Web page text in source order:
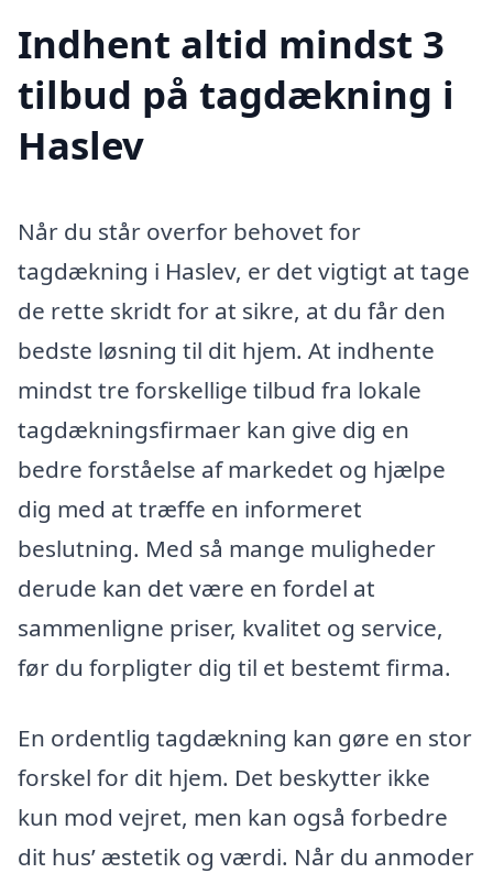
Indhent altid mindst 3
tilbud på tagdækning i
Haslev
Når du står overfor behovet for
tagdækning i Haslev, er det vigtigt at tage
de rette skridt for at sikre, at du får den
bedste løsning til dit hjem. At indhente
mindst tre forskellige tilbud fra lokale
tagdækningsfirmaer kan give dig en
bedre forståelse af markedet og hjælpe
dig med at træffe en informeret
beslutning. Med så mange muligheder
derude kan det være en fordel at
sammenligne priser, kvalitet og service,
før du forpligter dig til et bestemt firma.
En ordentlig tagdækning kan gøre en stor
forskel for dit hjem. Det beskytter ikke
kun mod vejret, men kan også forbedre
dit hus’ æstetik og værdi. Når du anmoder